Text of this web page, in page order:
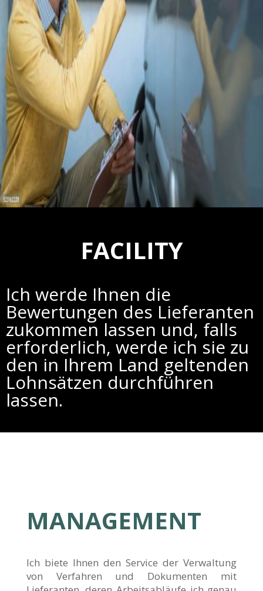
FACILITY
Ich werde Ihnen die
Bewertungen des Lieferanten
zukommen lassen und, falls
erforderlich, werde ich sie zu
den in Ihrem Land geltenden
Lohnsätzen durchführen
lassen.
MANAGEMENT
Ich biete Ihnen den Service der Verwaltung
von Verfahren und Dokumenten mit